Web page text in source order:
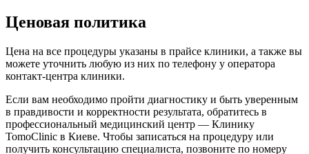
Ценовая политика
Цена на все процедуры указаны в прайсе клиники, а также вы
можете уточнить любую из них по телефону у оператора
контакт-центра клиники.
Если вам необходимо пройти диагностику и быть уверенным
в правдивости и корректности результата, обратитесь в
профессиональный медицинский центр — Клинику
TomoClinic в Киеве. Чтобы записаться на процедуру или
получить консультацию специалиста, позвоните по номеру